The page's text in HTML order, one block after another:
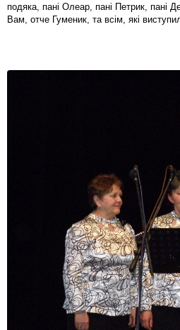
подяка, пані Олеар, пані Петрик, пані
Вам, отче Гуменик, та всім, які